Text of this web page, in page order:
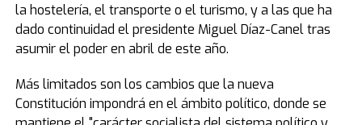
la hostelería, el transporte o el turismo, y a las que ha
dado continuidad el presidente Miguel Díaz-Canel tras
asumir el poder en abril de este año.
Más limitados son los cambios que la nueva
Constitución impondrá en el ámbito político, donde se